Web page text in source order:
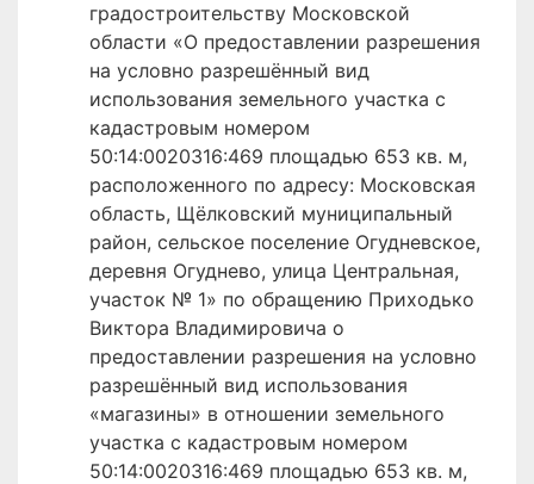
градостроительству Московской
области «О предоставлении разрешения
на условно разрешённый вид
использования земельного участка с
кадастровым номером
50:14:0020316:469 площадью 653 кв. м,
расположенного по адресу: Московская
область, Щёлковский муниципальный
район, сельское поселение Огудневское,
деревня Огуднево, улица Центральная,
участок № 1» по обращению Приходько
Виктора Владимировича о
предоставлении разрешения на условно
разрешённый вид использования
«магазины» в отношении земельного
участка с кадастровым номером
50:14:0020316:469 площадью 653 кв. м,